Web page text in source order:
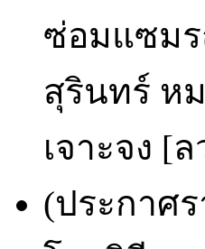
ซ่อมแซมร
สุรินทร์ ห
เจาะจง [
(ประกาศ